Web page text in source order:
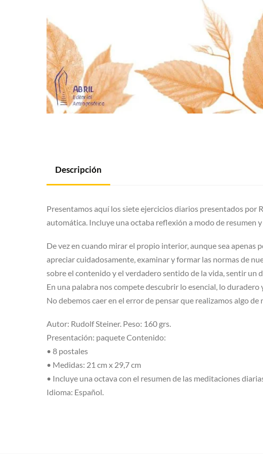
Descripción
Presentamos aquí los siete ejercicios diarios presentados por
automática. Incluye una octaba reflexión a modo de resumen
De vez en cuando mirar el propio interior, aunque sea
apreciar cuidadosamente, examinar y formar las normas de
sobre el contenido y el verdadero sentido de la vida, sentir un
En una palabra nos compete descubrir lo esencial, lo
No debemos caer en el error de pensar que realizamos algo
Autor: Rudolf Steiner. Peso: 160 grs.
Presentación: paquete Contenido:
• 8 postales
• Medidas: 21 cm x 29,7 cm
• Incluye una octava con el resumen de las meditaciones
Idioma: Español.